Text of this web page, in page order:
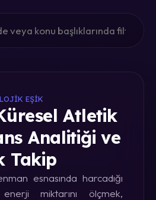
EŞIK
Atletik
Analitiği ve
Takip
esnasında harcadığı
miktarını ölçmek,